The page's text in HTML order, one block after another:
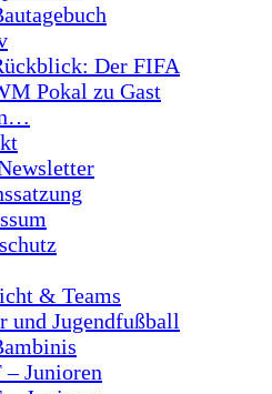
Der FIFA
Pokal zu Gast
& Teams
und Jugendfußball
– Junioren